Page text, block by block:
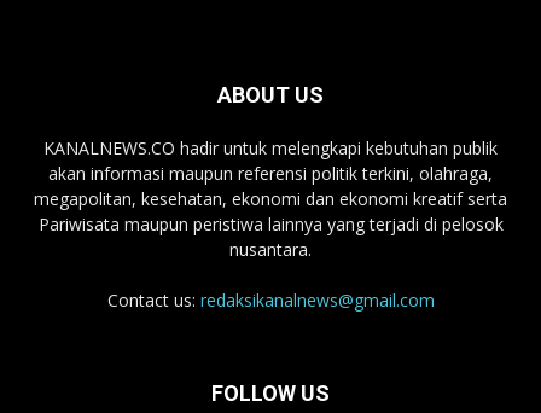
ABOUT US
KANALNEWS.CO hadir untuk melengkapi kebutuhan publik
akan informasi maupun referensi politik terkini, olahraga,
megapolitan, kesehatan, ekonomi dan ekonomi kreatif serta
Pariwisata maupun peristiwa lainnya yang terjadi di pelosok
nusantara.
Contact us: redaksikanalnews@gmail.com
FOLLOW US